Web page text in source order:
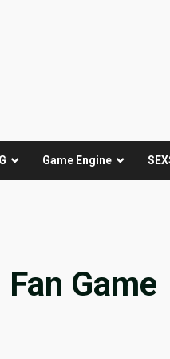
Game Engine
Game